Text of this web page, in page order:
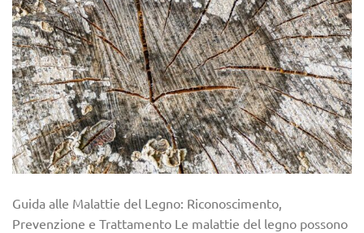
Guida alle Malattie del Legno: Riconoscimento,
Prevenzione e Trattamento Le malattie del legno possono